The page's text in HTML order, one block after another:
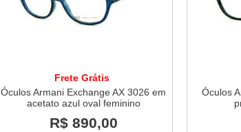
Frete Grátis
Óculos Armani Exchange AX 3026 em
acetato azul oval feminino
R$ 890,00
Óculos